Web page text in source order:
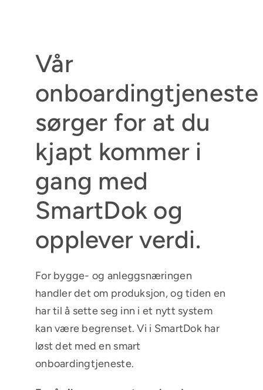
Vår
onboardingtjeneste
sørger for at du
kjapt kommer i
gang med
SmartDok og
opplever verdi.
For bygge- og anleggsnæringen
handler det om produksjon, og tiden en
har til å sette seg inn i et nytt system
kan være begrenset. Vi i SmartDok har
løst det med en smart
onboardingtjeneste.